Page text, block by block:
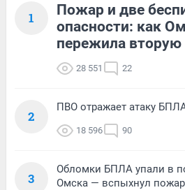
1
Пожар и две
опасности: как
пережила
28 551 22
2
ПВО отражает атаку
18 596 90
3
Обломки БПЛА упали в
Омска — вспыхнул пожар